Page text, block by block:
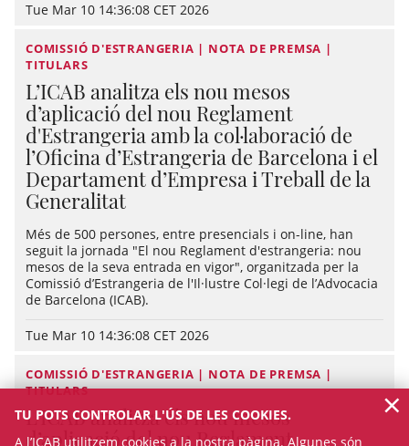
Tue Mar 10 14:36:08 CET 2026
COMISSIÓ D'ESTRANGERIA | NOTA DE PREMSA |
TITULARS
L’ICAB analitza els nou mesos
d’aplicació del nou Reglament
d'Estrangeria amb la col·laboració de
l’Oficina d’Estrangeria de Barcelona i el
Departament d’Empresa i Treball de la
Generalitat
Més de 500 persones, entre presencials i on-line, han
seguit la jornada "El nou Reglament d'estrangeria: nou
mesos de la seva entrada en vigor", organitzada per la
Comissió d’Estrangeria de l'Il·lustre Col·legi de l’Advocacia
de Barcelona (ICAB).
Tue Mar 10 14:36:08 CET 2026
COMISSIÓ D'ESTRANGERIA | NOTA DE PREMSA |
TITULARS
L’ICAB analitza els nou mesos
d’aplicació del nou Reglament
TU POTS CONTROLAR L'ÚS DE LES COOKIES.
A l’ICAB utilitzem cookies a la nostra pàgina. Algunes són
×